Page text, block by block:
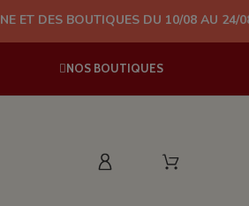
DU 10/08 AU 24/08 (PLUS
NOS BOUTIQUES